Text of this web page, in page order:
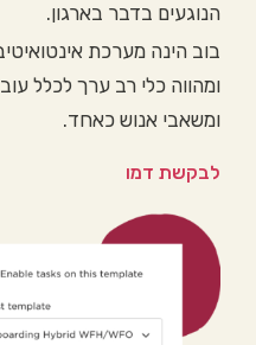
הנוגעים בדבר בארגון.
בוב הינה מערכת
ומהווה כלי רב ערך לכלל
ומשאבי אנוש כאחד.
לבקשת דמו